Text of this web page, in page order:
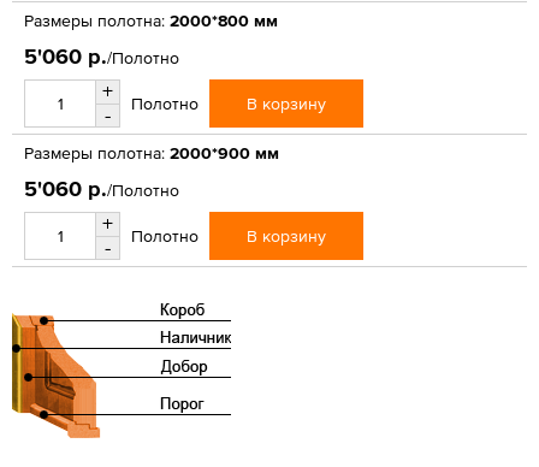
Размеры полотна: 2000*800 мм
5'060 р./Полотно
+
-
Полотно В корзину
Размеры полотна: 2000*900 мм
5'060 р./Полотно
+
-
Полотно В корзину